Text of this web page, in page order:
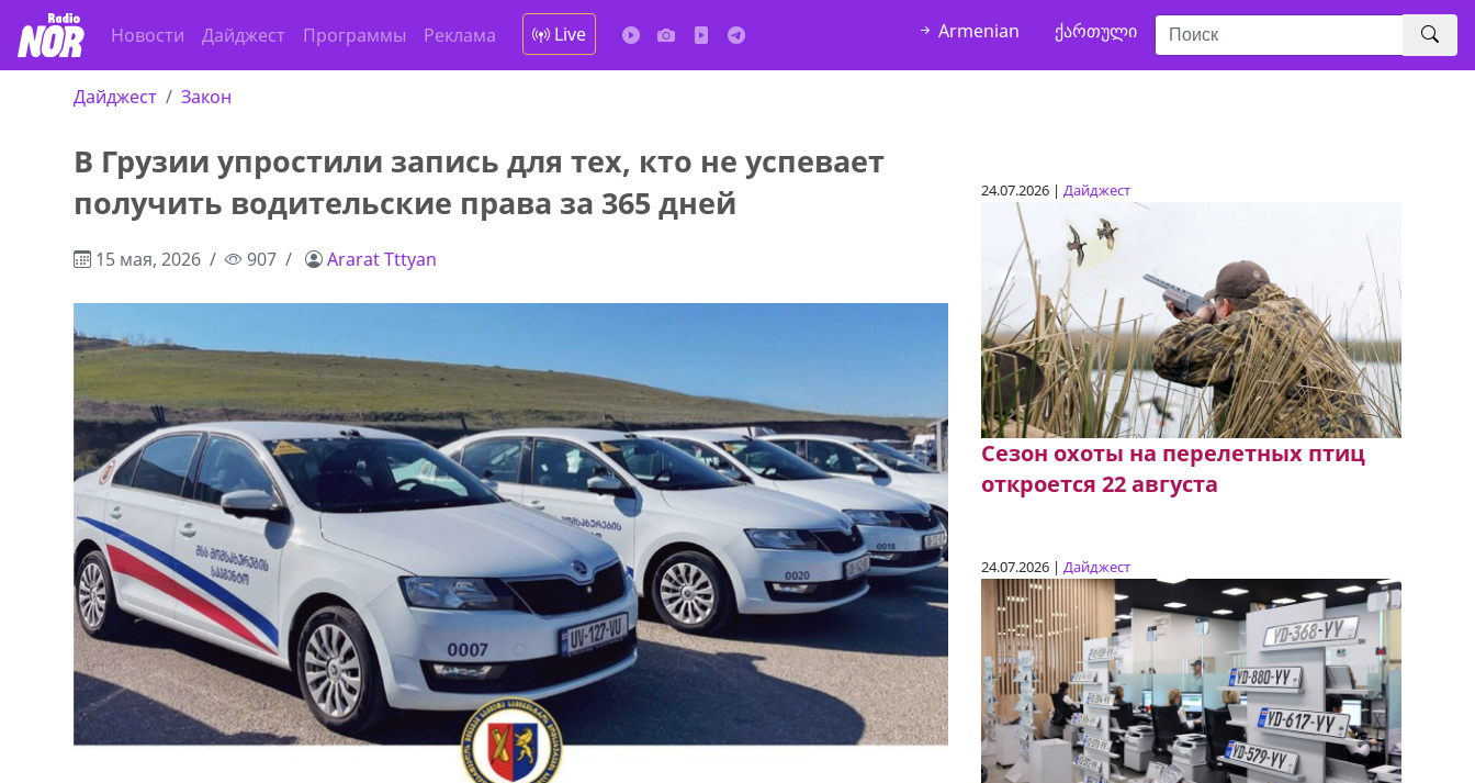
Новости Дайджест Программы Реклама Live Armenian ქართული
Дайджест Закон
В Грузии упростили запись для тех, кто не успевает
получить водительские права за 365 дней
15 мая, 2026 907 Ararat Tttyan
24.07.2026 | Дайджест
Сезон охоты на перелетных птиц
откроется 22 августа
24.07.2026 | Дайджест